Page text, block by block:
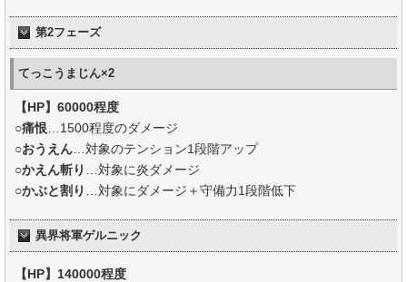
第2フェーズ
てっこうまじん×2
【HP】60000程度
○痛恨 …1500程度のダメージ
○おうえん …対象のテンション1段階アップ
○かえん斬り
…対象に炎ダメージ
○かぶと割り …対象にダメージ＋守備力1段階低下
異界将軍ゲルニック
【HP】140000程度